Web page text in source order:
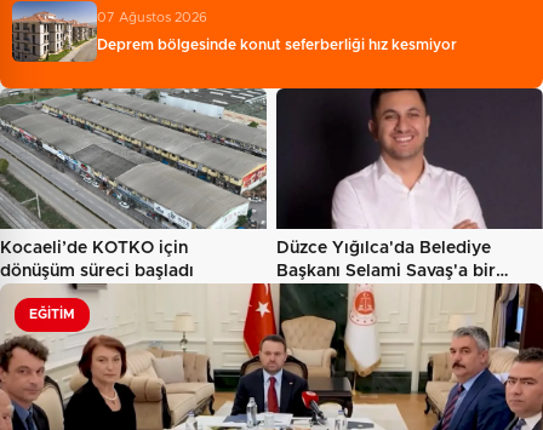
07 Ağustos 2026
Deprem bölgesinde konut seferberliği hız kesmiyor
Kocaeli’de KOTKO için
dönüşüm süreci başladı
Düzce Yığılca'da Belediye
Başkanı Selami Savaş'a bir…
EĞITIM